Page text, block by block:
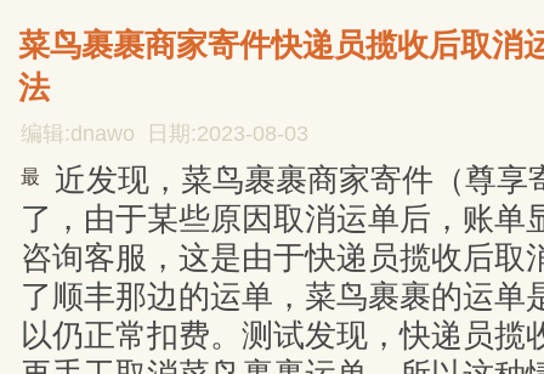
菜鸟裹裹商家寄件快递员揽收后取消
法
编辑:dnawo 日期:2023-08-03
最
近发现，菜鸟裹裹商家寄件（尊享
了，由于某些原因取消运单后，账单
咨询客服，这是由于快递员揽收后取
了顺丰那边的运单，菜鸟裹裹的运单
以仍正常扣费。测试发现，快递员揽